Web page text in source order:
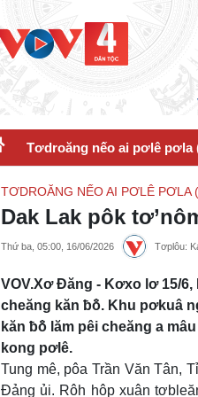
Tơdroăng nếo ai pơlê pơla
TƠDROĂNG NẾO AI PƠLÊ PƠLA
Dak Lak pôk
Thứ ba, 05:00, 16/06/2026 Tơplôu:
VOV.Xơ Đăng - Kơxo lơ 15/
cheăng kăn ƀô̆. Khu pơkuâ
kăn ƀô̆ lăm pêi cheăng a
kong pơlê.
Tung mê, pôa Trần Văn Tân,
Đảng ủi. Rôh hôp xuân